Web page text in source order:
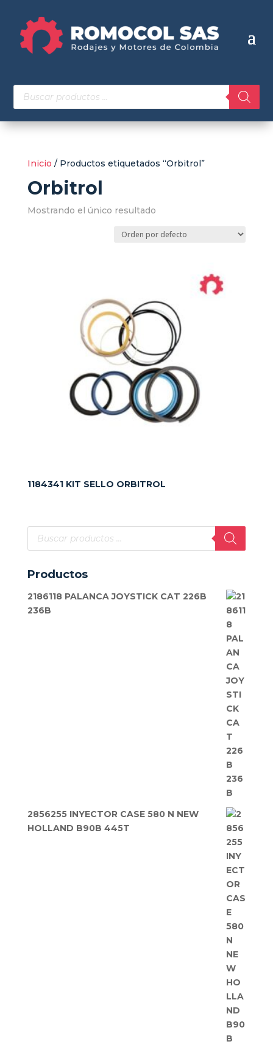
Búsqueda
de
productos
Inicio / Productos etiquetados “Orbitrol”
Orbitrol
Mostrando el único resultado
1184341 KIT SELLO ORBITROL
Búsqueda
productos
Productos
2186118 PALANCA JOYSTICK CAT 226B
236B
2856255 INYECTOR CASE 580 N NEW
HOLLAND B90B 445T